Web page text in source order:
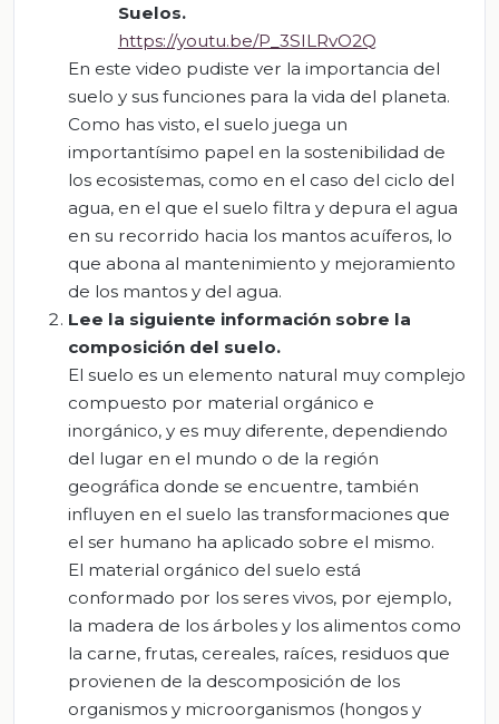
Suelos.
https://youtu.be/P_3SILRvO2Q
En este video pudiste ver la importancia del
suelo y sus funciones para la vida del planeta.
Como has visto, el suelo juega un
importantísimo papel en la sostenibilidad de
los ecosistemas, como en el caso del ciclo del
agua, en el que el suelo filtra y depura el agua
en su recorrido hacia los mantos acuíferos, lo
que abona al mantenimiento y mejoramiento
de los mantos y del agua.
Lee la siguiente información sobre la
composición del suelo.
El suelo es un elemento natural muy complejo
compuesto por material orgánico e
inorgánico, y es muy diferente, dependiendo
del lugar en el mundo o de la región
geográfica donde se encuentre, también
influyen en el suelo las transformaciones que
el ser humano ha aplicado sobre el mismo.
El material orgánico del suelo está
conformado por los seres vivos, por ejemplo,
la madera de los árboles y los alimentos como
la carne, frutas, cereales, raíces, residuos que
provienen de la descomposición de los
organismos y microorganismos (hongos y